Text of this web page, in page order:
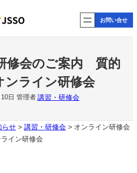
お問い合せ
修会のご案内 質的
ンライン研修会
日 管理者 講習・研修会
らせ > 講習・研修会 > オンライン研修会
イン研修会